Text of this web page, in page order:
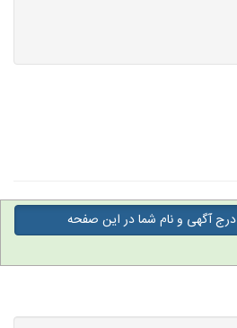
درج آگهی و نام شما در این صفحه